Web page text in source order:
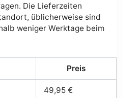
Die Lieferzeiten
üblicherweise sind
weniger Werktage beim
Preis
49,95 €